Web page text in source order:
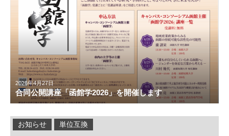
2026年4月27日
合同公開講座「函館学2026」を開催します
お知らせ 単位互換